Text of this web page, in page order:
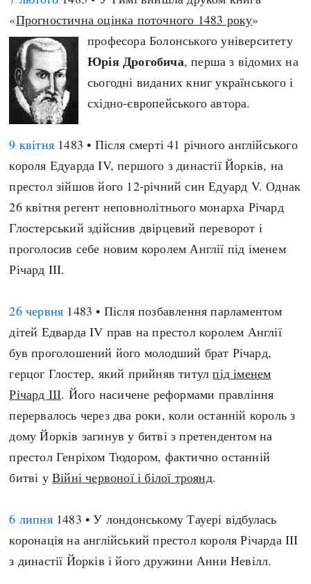
«Прогностична оцінка поточного 1483 року»
професора Болонського університету
Юрія Дрогобича, перша з відомих на
сьогодні виданих книг українського і
східно-європейського автора.
9 квітня 1483 • Після смерті 41 річного англійського
короля Едуарда IV, першого з династії Йорків, на
престол зійшов його 12-річний син Едуард V. Однак
26 квітня регент неповнолітнього монарха Річард
Глостерський здійснив двірцевий переворот і
проголосив себе новим королем Англії під іменем
Річард III.
26 червня 1483 • Після позбавлення парламентом
дітей Едварда IV прав на престол королем Англії
був проголошений його молодший брат Річард,
герцог Глостер, який прийняв титулпід іменем
Річард ІІІ. Його насичене реформами правління
перервалось через два роки, коли останній король з
дому Йорків загинув у битві з претендентом на
престол Генріхом Тюдором, фактично останній
битві уВійні червоної і білої троянд.
6 липня1483 • У лондонському Тауері відбулась
коронація на англійський престол короля Річарда III
з династії Йорків і його дружини Анни Невілл.